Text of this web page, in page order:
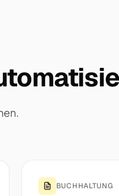
BUCHHALTUNG